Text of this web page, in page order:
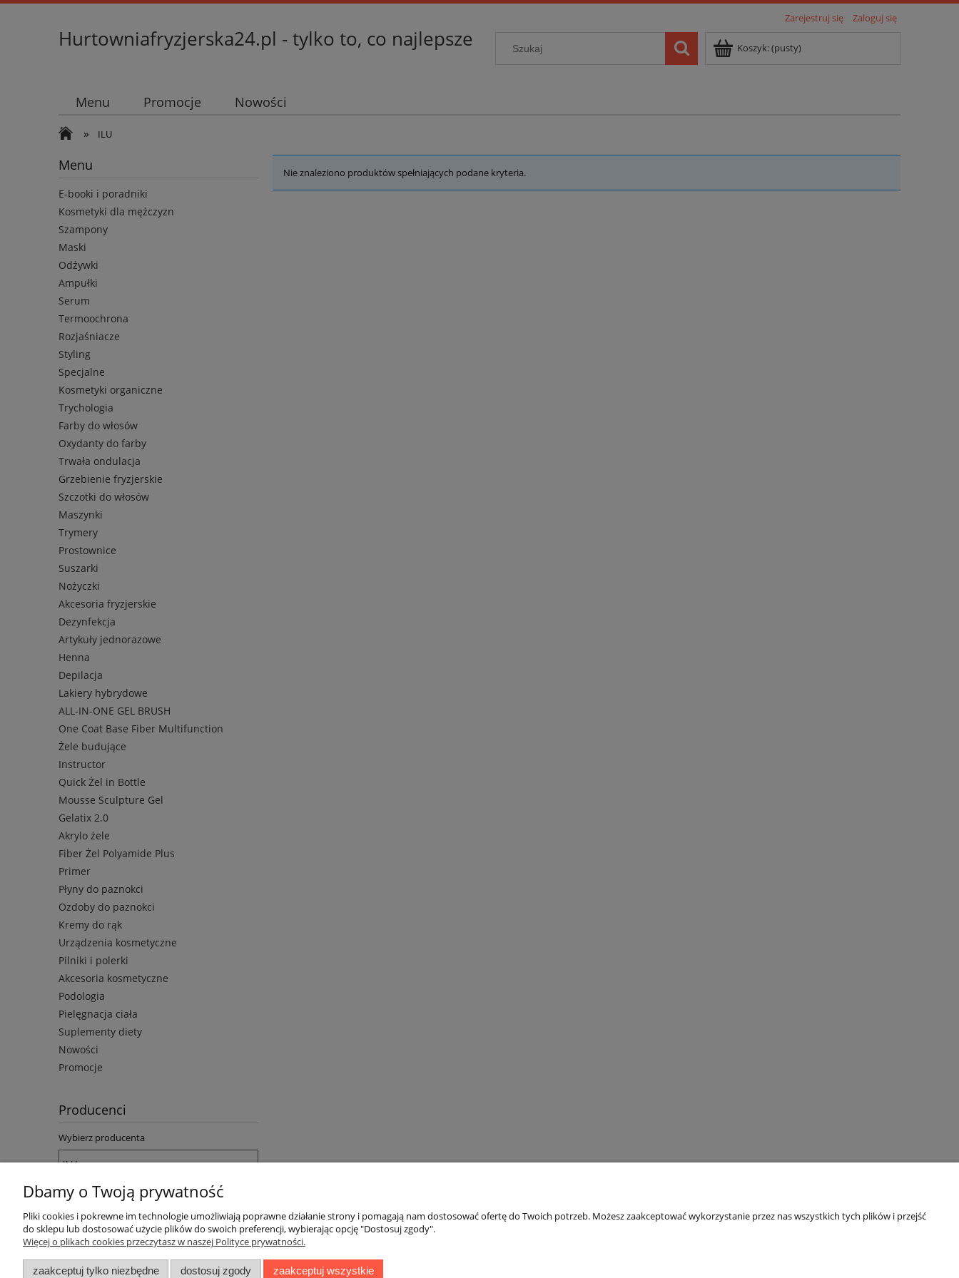
Zarejestruj się Zaloguj się
Hurtowniafryzjerska24.pl - tylko to, co najlepsze Koszyk:(pusty)
Menu Promocje Nowości
» ILU
Menu
E-booki i poradniki
Kosmetyki dla mężczyzn
Szampony
Maski
Odżywki
Ampułki
Serum
Termoochrona
Rozjaśniacze
Styling
Specjalne
Kosmetyki organiczne
Trychologia
Farby do włosów
Oxydanty do farby
Trwała ondulacja
Grzebienie fryzjerskie
Szczotki do włosów
Maszynki
Trymery
Prostownice
Suszarki
Nożyczki
Akcesoria fryzjerskie
Dezynfekcja
Artykuły jednorazowe
Henna
Depilacja
Lakiery hybrydowe
ALL-IN-ONE GEL BRUSH
One Coat Base Fiber Multifunction
Żele budujące
Instructor
Quick Żel in Bottle
Mousse Sculpture Gel
Gelatix 2.0
Akrylo żele
Fiber Żel Polyamide Plus
Primer
Płyny do paznokci
Ozdoby do paznokci
Kremy do rąk
Urządzenia kosmetyczne
Pilniki i polerki
Akcesoria kosmetyczne
Podologia
Pielęgnacja ciała
Suplementy diety
Nowości
Promocje
Producenci
Wybierz producenta
Nie znaleziono produktów spełniających podane kryteria.
Pomoc
Informacje o cookie
Moje konto
Twoje zamówienia
Dbamy o Twoją prywatność
Pliki cookies i pokrewne im technologie umożliwiają poprawne działanie strony i pomagają nam dostosować ofertę do Twoich potrzeb. Możesz zaakceptować wykorzystanie przez nas wszystkich tych plików i przejść
do sklepu lub dostosować użycie plików do swoich preferencji, wybierając opcję "Dostosuj zgody".
Więcej o plikach cookies przeczytasz w naszej Polityce prywatności.
zaakceptuj tylko niezbędne dostosuj zgody zaakceptuj wszystkie